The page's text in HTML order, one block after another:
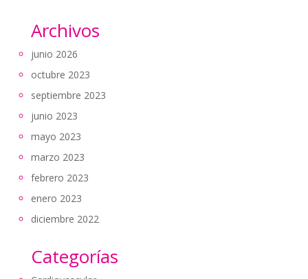
Archivos
junio 2026
octubre 2023
septiembre 2023
junio 2023
mayo 2023
marzo 2023
febrero 2023
enero 2023
diciembre 2022
Categorías